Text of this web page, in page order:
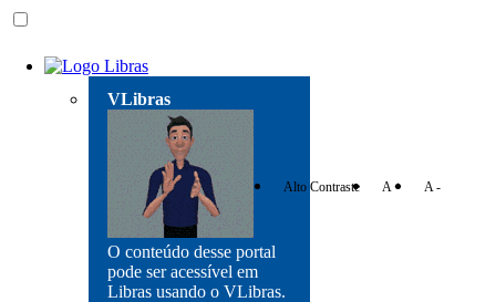
VLibras
O conteúdo desse portal
pode ser acessível em
Libras usando o VLibras.
Alto Contraste A + A -